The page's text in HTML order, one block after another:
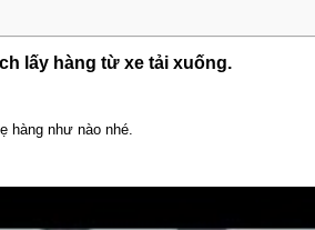
lấy hàng từ xe tải xuống.
hàng như nào nhé.